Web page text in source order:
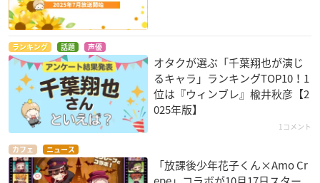
ランキング 話題 声優
オタクが選ぶ「千葉翔也が演じ
るキャラ」ランキングTOP10！1
位は『ウィンブレ』楡井秋彦【2
025年版】
1コメント
カフェ ニュース
「放課後少年花子くん×Amo Cr